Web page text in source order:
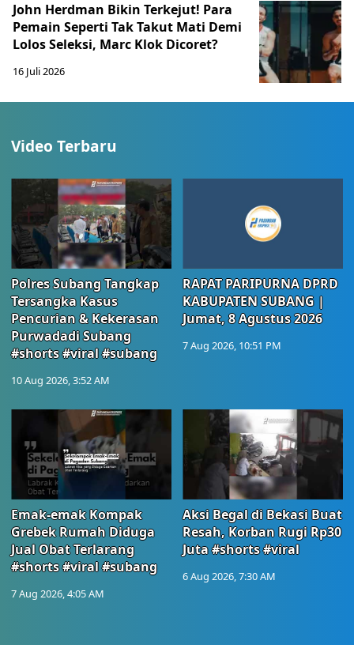
John Herdman Bikin Terkejut! Para
Pemain Seperti Tak Takut Mati Demi
Lolos Seleksi, Marc Klok Dicoret?
16 Juli 2026
Video Terbaru
Polres Subang Tangkap
Tersangka Kasus
Pencurian & Kekerasan
Purwadadi Subang
#shorts #viral #subang
10 Aug 2026, 3:52 AM
RAPAT PARIPURNA DPRD
KABUPATEN SUBANG |
Jumat, 8 Agustus 2026
7 Aug 2026, 10:51 PM
Emak-emak Kompak
Grebek Rumah Diduga
Jual Obat Terlarang
#shorts #viral #subang
7 Aug 2026, 4:05 AM
Aksi Begal di Bekasi Buat
Resah, Korban Rugi Rp30
Juta #shorts #viral
6 Aug 2026, 7:30 AM